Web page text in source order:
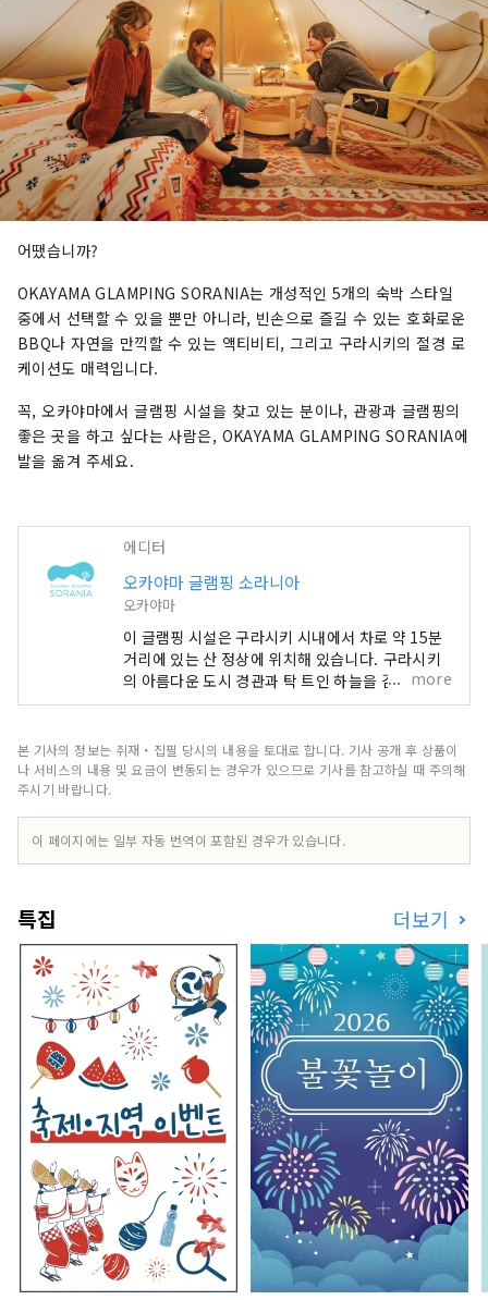
어땠습니까?
OKAYAMA GLAMPING SORANIA는 개성적인 5개의 숙박 스타일
중에서 선택할 수 있을 뿐만 아니라, 빈손으로 즐길 수 있는 호화로운
BBQ나 자연을 만끽할 수 있는 액티비티, 그리고 구라시키의 절경 로
케이션도 매력입니다.
꼭, 오카야마에서 글램핑 시설을 찾고 있는 분이나, 관광과 글램핑의
좋은 곳을 하고 싶다는 사람은, OKAYAMA GLAMPING SORANIA에
발을 옮겨 주세요.
에디터
오카야마 글램핑 소라니아
오카야마
이 글램핑 시설은 구라시키 시내에서 차로 약 15분
거리에 있는 산 정상에 위치해 있습니다. 구라시키
의 아름다운 도시 경관과 탁 트인 하늘을 감상할 수
있는 곳입니다. 글램핑, 간편한 바비큐, 캠핑, 또는
세요! 함께 마련된 소라니아 카페를 이용하실 수도
있습니다.
more
본 기사의 정보는 취재・집필 당시의 내용을 토대로 합니다. 기사 공개 후 상품이
나 서비스의 내용 및 요금이 변동되는 경우가 있으므로 기사를 참고하실 때 주의해
주시기 바랍니다.
이 페이지에는 일부 자동 번역이 포함된 경우가 있습니다.
특집 더보기